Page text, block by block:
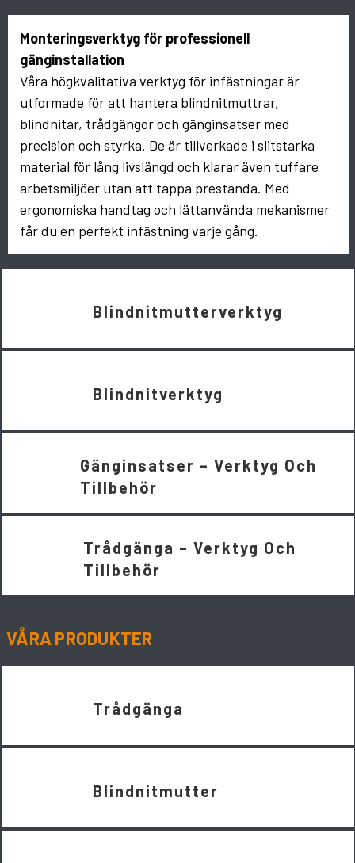
Monteringsverktyg för professionell
gänginstallation
Våra högkvalitativa verktyg för infästningar är
utformade för att hantera blindnitmuttrar,
blindnitar, trådgängor och gänginsatser med
precision och styrka. De är tillverkade i slitstarka
material för lång livslängd och klarar även tuffare
arbetsmiljöer utan att tappa prestanda. Med
ergonomiska handtag och lättanvända mekanismer
får du en perfekt infästning varje gång.
Blindnitmutterverktyg
Blindnitverktyg
Gänginsatser – Verktyg Och
Tillbehör
Trådgänga – Verktyg Och
Tillbehör
VÅRA PRODUKTER
Trådgänga
Blindnitmutter